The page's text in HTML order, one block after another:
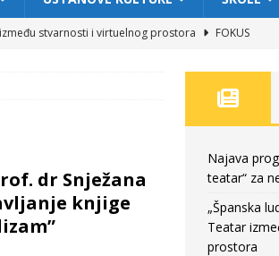
stvarnosti i virtuelnog prostora
FOKUS
kao traganje za onim što ne možemo do kraja
za neđelju, 9. avgust FOKUS
dr Snježana
knjige
Najava
teatar“ za
„Španska
Teatar
prostora